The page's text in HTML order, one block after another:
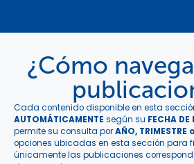
¿Cómo
Cada contenido disponible en esta
AUTOMÁTICAMENTE según su FECHA
permite su consulta porAÑO, TRIMESTRE
opciones ubicadas en esta sección para
únicamente las publicaciones